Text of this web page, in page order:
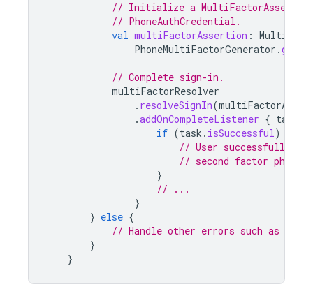
// Initialize a
// PhoneAuthCredential.
val multiFactorAssertion :
PhoneMultiFactorGenerator .
// Complete sign-in.
multiFactorResolver
. resolveSignIn(
.addOnCompleteListener { task
if (task . isSuccessful)
// User successfully
// second factor phone
}
// ...
}
} else {
// Handle other errors such as
}
}